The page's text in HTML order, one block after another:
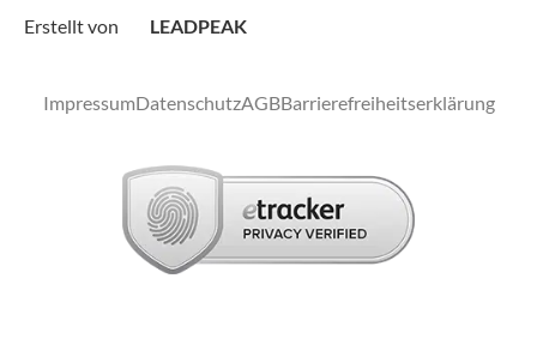
Erstellt von LEADPEAK
ImpressumDatenschutzAGBBarrierefreiheitserklärung